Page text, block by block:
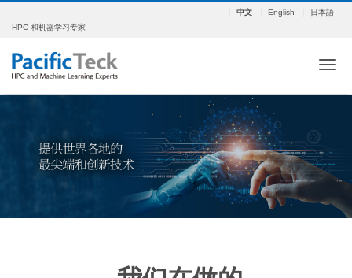
中文 English
日本語
HPC 和机器学习专家
ナ